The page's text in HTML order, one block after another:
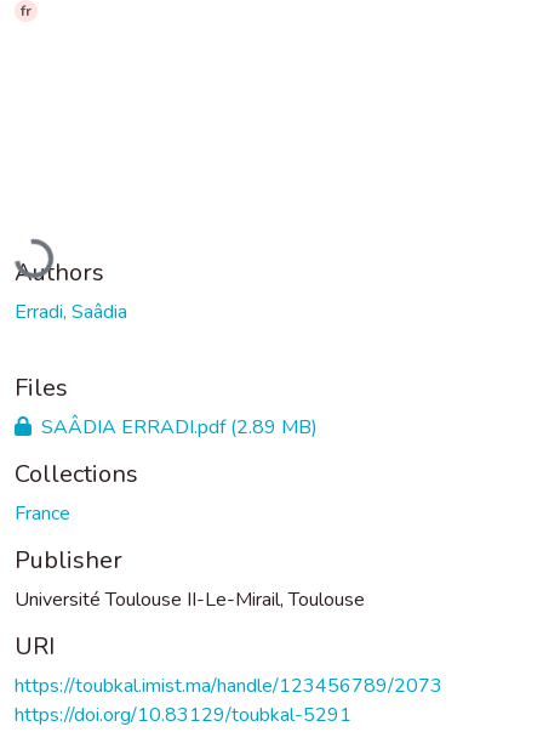
fr
Loading...
Authors
Erradi, Saâdia
Files
SAÂDIA ERRADI.pdf(2.89 MB)
Collections
France
Publisher
Université Toulouse II-Le-Mirail, Toulouse
URI
https://toubkal.imist.ma/handle/123456789/2073
https://doi.org/10.83129/toubkal-5291